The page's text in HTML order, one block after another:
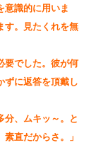
意識的に用いま
す。見たくれを無
要でした。彼が何
ずに返答を頂戴し
分、ムキッ～。と
直だからさ。」